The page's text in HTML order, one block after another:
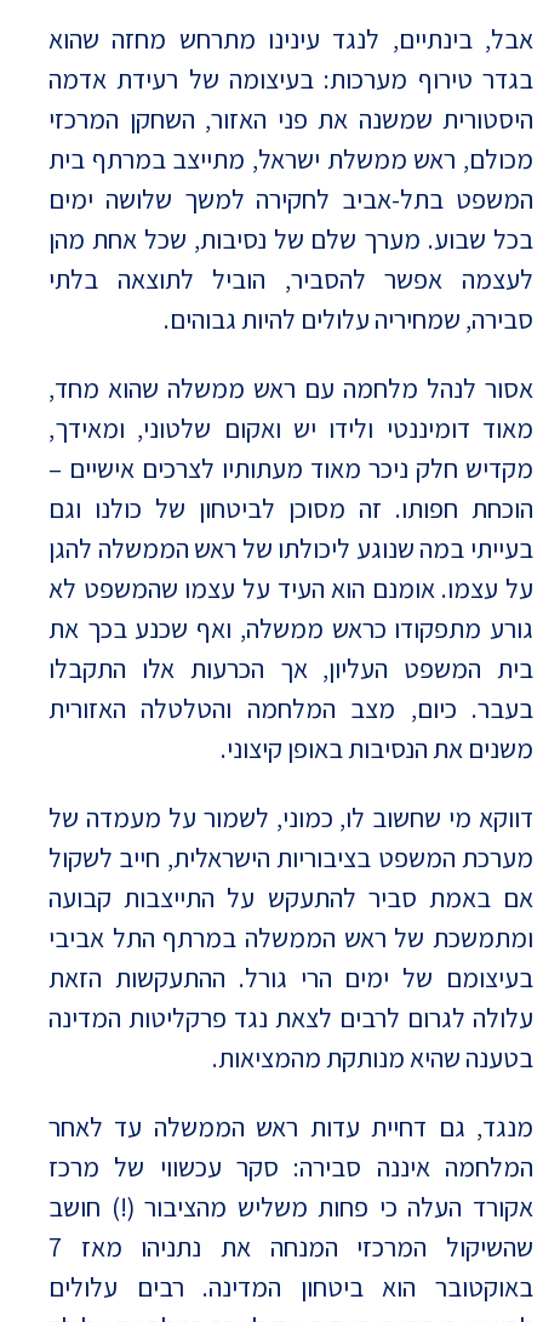
אבל, בינתיים, לנגד עינינו מתרחש מחזה שהוא
בגדר טירוף מערכות: בעיצומה של רעידת אדמה
היסטורית שמשנה את פני האזור, השחקן המרכזי
מכולם, ראש ממשלת ישראל, מתייצב במרתף בית
המשפט בתל-אביב לחקירה למשך שלושה ימים
בכל שבוע. מערך שלם של נסיבות, שכל אחת מהן
לעצמה אפשר להסביר, הוביל לתוצאה בלתי
סבירה, שמחיריה עלולים להיות גבוהים.
אסור לנהל מלחמה עם ראש ממשלה שהוא מחד,
מאוד דומיננטי ולידו יש ואקום שלטוני, ומאידך,
מקדיש חלק ניכר מאוד מעתותיו לצרכים אישיים –
הוכחת חפותו. זה מסוכן לביטחון של כולנו וגם
בעייתי במה שנוגע ליכולתו של ראש הממשלה להגן
על עצמו. אומנם הוא העיד על עצמו שהמשפט לא
גורע מתפקודו כראש ממשלה, ואף שכנע בכך את
בית המשפט העליון, אך הכרעות אלו התקבלו
בעבר. כיום, מצב המלחמה והטלטלה האזורית
משנים את הנסיבות באופן קיצוני.
דווקא מי שחשוב לו, כמוני, לשמור על מעמדה של
מערכת המשפט בציבוריות הישראלית, חייב לשקול
אם באמת סביר להתעקש על התייצבות קבועה
ומתמשכת של ראש הממשלה במרתף התל אביבי
בעיצומם של ימים הרי גורל. ההתעקשות הזאת
עלולה לגרום לרבים לצאת נגד פרקליטות המדינה
בטענה שהיא מנותקת מהמציאות.
מנגד, גם דחיית עדות ראש הממשלה עד לאחר
המלחמה איננה סבירה: סקר עכשווי של מרכז
אקורד העלה כי פחות משליש מהציבור (!) חושב
שהשיקול המרכזי המנחה את נתניהו מאז 7
באוקטובר הוא ביטחון המדינה. רבים עלולים